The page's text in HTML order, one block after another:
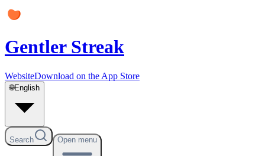
Gentler Streak
WebsiteDownload on the App Store
🌐English
Search Open menu